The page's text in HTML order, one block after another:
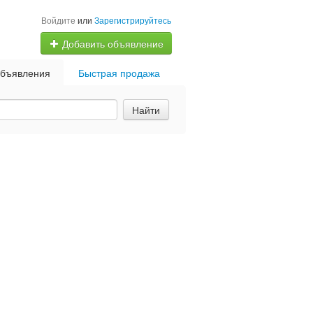
Войдите или Зарегистрируйтесь
Добавить объявление
Быстрая продажа
Найти